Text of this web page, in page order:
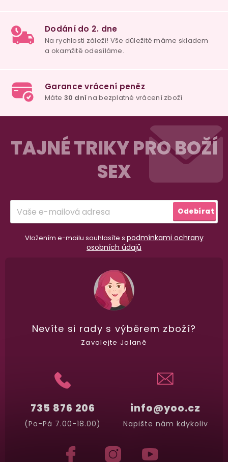
100% diskrétní balení
Nikdo nepozná, co jste si objednali. Mrkněte,
Garance vrácení peněz
na bezplatné vrácení zboží
TAJNÉ TRIKY PRO BOŽÍ
SEX
Vložením e-mailu souhlasíte s podmínkami ochrany
osobních údajů
Přihlásit
se
Odebírat
info@yoo.cz
Napište nám kdykoliv
735 876 206
(Po-Pá 7.00-18.00)
Nevíte si rady s výběrem zboží?
Zavolejte Jolaně